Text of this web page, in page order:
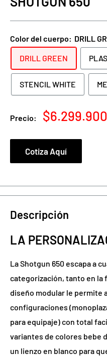
Color del cuerpo: DRILL
DRILL GREEN
STENCIL WHITE
Precio:
Precio
venta
$6.299.900
Cotiza Aquí
Descripción
LA
La Shotgun 650 escapa a
categorización, tanto en la
diseño modular le permite
configuraciones
para equipaje) con total
variantes de colores bebe
un lienzo en blanco para